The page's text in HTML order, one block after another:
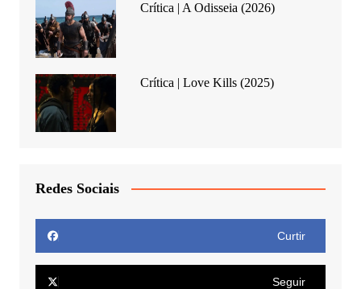
Crítica | A Odisseia (2026)
Crítica | Love Kills (2025)
Redes Sociais
Curtir
Seguir